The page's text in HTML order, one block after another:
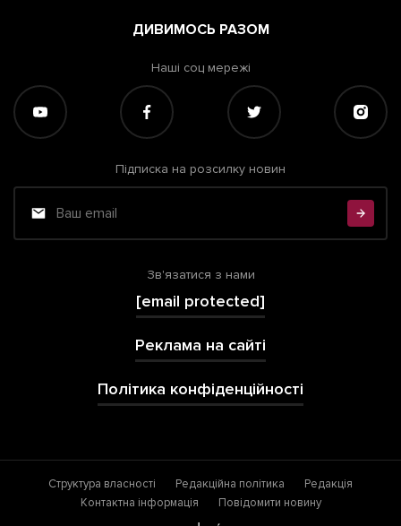
ДИВИМОСЬ РАЗОМ
Наші соц мережі
Підписка на розсилку новин
Зв'язатися з нами
[email protected]
Реклама на сайті
Політика конфіденційності
Структура власності Редакційна політика
Редакція
Контактна інформація
Повідомити новину